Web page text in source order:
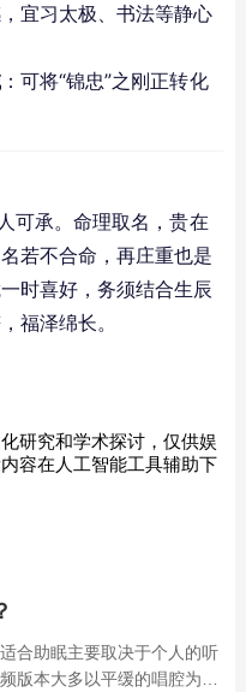
宜习太极、书法等静心
：可将“锦忠”之刚正转化
可承。命理取名，贵在
若不合命，再庄重也是
时喜好，务须结合生辰
福泽绵长。
研究和学术探讨，仅供娱
容在人工智能工具辅助下
合助眠主要取决于个人的听
版本大多以平缓的唱腔为